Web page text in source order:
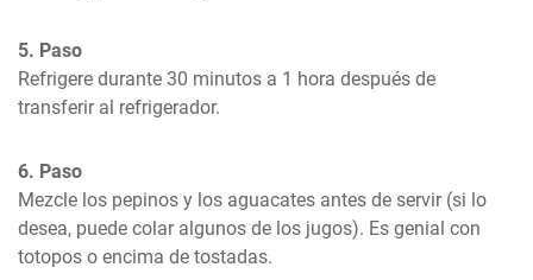
5. Paso
Refrigere durante 30 minutos a 1 hora después de
transferir al refrigerador.
6. Paso
Mezcle los pepinos y los aguacates antes de servir (si lo
desea, puede colar algunos de los jugos). Es genial con
totopos o encima de tostadas.